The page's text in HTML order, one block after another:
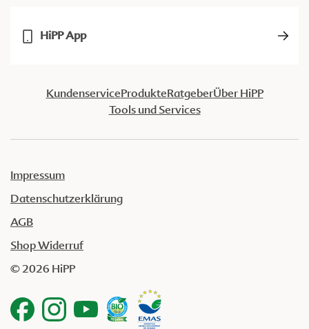
HiPP App
KundenserviceProdukteRatgeberÜber HiPP
Tools und Services
Impressum
Datenschutzerklärung
AGB
Shop Widerruf
© 2026 HiPP